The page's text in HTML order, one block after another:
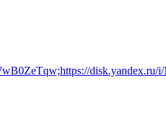
disk.yandex.ru/